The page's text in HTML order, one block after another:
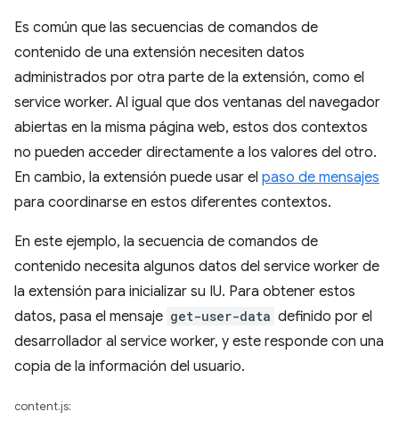
Es común que las secuencias de comandos de
contenido de una extensión necesiten datos
administrados por otra parte de la extensión, como el
service worker. Al igual que dos ventanas del navegador
abiertas en la misma página web, estos dos contextos
no pueden acceder directamente a los valores del otro.
En cambio, la extensión puede usar el paso de mensajes
para coordinarse en estos diferentes contextos.
En este ejemplo, la secuencia de comandos de
contenido necesita algunos datos del service worker de
la extensión para inicializar su IU. Para obtener estos
datos, pasa el mensaje get-user-data definido por el
desarrollador al service worker, y este responde con una
copia de la información del usuario.
content.js: